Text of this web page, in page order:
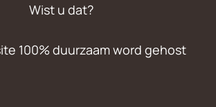
Wist u dat?
100% duurzaam word gehost